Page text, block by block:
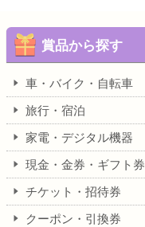
賞品から探す
車・バイク・自転車
旅行・宿泊
家電・デジタル機器
現金・金券・ギフト券
チケット・招待券
クーポン・引換券